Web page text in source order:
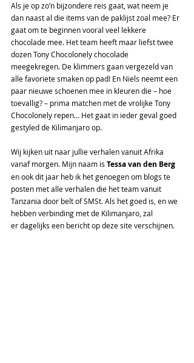
Als je op zo’n bijzondere reis gaat, wat neem je
dan naast al die items van de paklijst zoal mee? Er
gaat om te beginnen vooral veel lekkere
chocolade mee. Het team heeft maar liefst twee
dozen Tony Chocolonely chocolade
meegekregen. De klimmers gaan vergezeld van
alle favoriete smaken op pad! En Niels neemt een
paar nieuwe schoenen mee in kleuren die – hoe
toevallig? – prima matchen met de vrolijke Tony
Chocolonely repen… Het gaat in ieder geval goed
gestyled de Kilimanjaro op.
Wij kijken uit naar jullie verhalen vanuit Afrika
vanaf morgen. Mijn naam is Tessa van den Berg
en ook dit jaar heb ik het genoegen om blogs te
posten met alle verhalen die het team vanuit
Tanzania door belt of SMSt. Als het goed is, en we
hebben verbinding met de Kilimanjaro, zal
er dagelijks een bericht op deze site verschijnen.